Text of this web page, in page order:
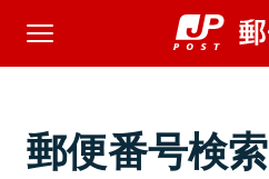
郵便番号検索